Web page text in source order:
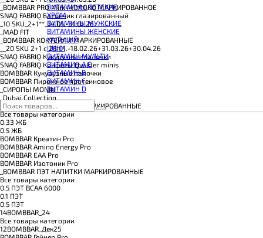
ПРОТЕИНОВОЕ ПЕЧЕНЬЕ
ПРОТЕИНОВЫЕ БАТОНЧИКИ
ПРОТЕИНОВЫЕ КАШИ
ТЕСТОБУСТЕРЫ
ЦИТРУЛЛИН МАЛАТ
ПРЕДТРЕНИРОВОЧНЫЕ КОМПЛЕКСЫ
ЭНЕРГЕТИКИ И ЖИРОСЖИГАТЕЛИ#
ВИТАМИНЫ ДЕТСКИЕ
ХРОМ
ВИТАМИНЫ МУЖСКИЕ
ВИТАМИНЫ ЖЕНСКИЕ
КАЛЬЦИЙ
ЦИНК
ВИТАМИН МУЛЬТИ
ВИТАМИН A E
ВИТАМИН B
ВИТАМИН C
ВИТАМИН D
_BOMBBAR PRO Milk МОЛОКО МАРКИРОВАННОЕ
SNAQ FABRIQ Батончик глазированный
_10 SKU_2+1**_14.01.-31.01.26
_MAD FIT
_BOMBBAR КОКТЕЙЛИ МАРКИРОВАННЫЕ
__20 SKU 2+1 с 28.01.-18.02.26+31.03.26+30.04.26
SNAQ FABRIQ Кукурузные палочки
SNAQ FABRIQ Конфеты Qwikler minis
BOMBBAR Кукурузные палочки
BOMBBAR Пирожное протеиновое
_CИРОПЫ MONIN
_Dubai Collection
_BOMBBAR ЖБ НАПИТКИ МАРКИРОВАННЫЕ
Все товары категории
0.33 ЖБ
0.5 ЖБ
BOMBBAR Креатин Pro
BOMBBAR Amino Energy Pro
BOMBBAR EAA Pro
BOMBBAR Изотоник Pro
_BOMBBAR ПЭТ НАПИТКИ МАРКИРОВАННЫЕ
Все товары категории
0.5 ПЭТ ВСАА 6000
0.1 ПЭТ
0.5 ПЭТ
14BOMBBAR_24
Все товары категории
12BOMBBAR_Дек25